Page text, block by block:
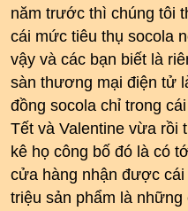
năm trước thì chúng tôi
cái mức tiêu thụ socola
vậy và các bạn biết là
sàn thương mại điện tử
đồng socola chỉ trong
Tết và Valentine vừa rồi
kê họ công bố đó là có
cửa hàng nhận được
triệu sản phẩm là những